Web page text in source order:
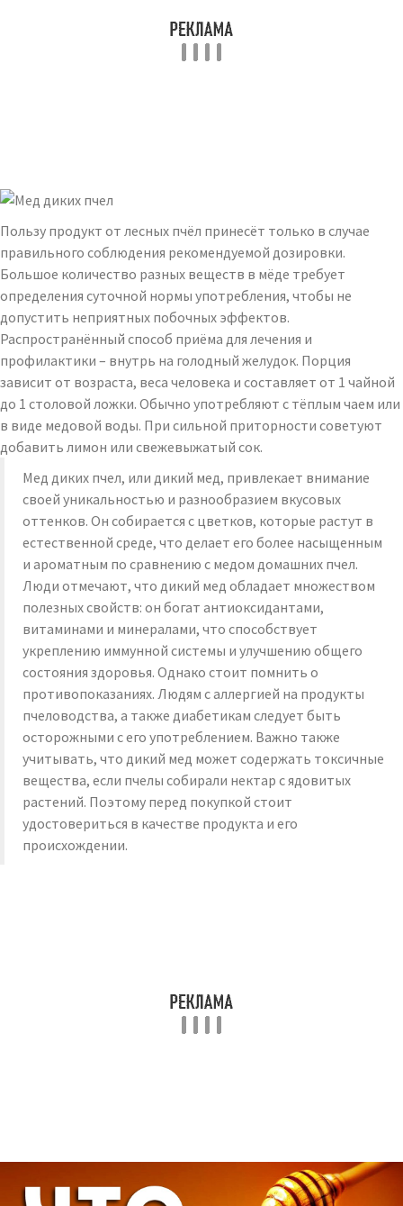
Пользу продукт от лесных пчёл принесёт только в случае
правильного соблюдения рекомендуемой дозировки.
Большое количество разных веществ в мёде требует
определения суточной нормы употребления, чтобы не
допустить неприятных побочных эффектов.
Распространённый способ приёма для лечения и
профилактики – внутрь на голодный желудок. Порция
зависит от возраста, веса человека и составляет от 1 чайной
до 1 столовой ложки. Обычно употребляют с тёплым чаем или
в виде медовой воды. При сильной приторности советуют
добавить лимон или свежевыжатый сок.
Мед диких пчел, или дикий мед, привлекает внимание
своей уникальностью и разнообразием вкусовых
оттенков. Он собирается с цветков, которые растут в
естественной среде, что делает его более насыщенным
и ароматным по сравнению с медом домашних пчел.
Люди отмечают, что дикий мед обладает множеством
полезных свойств: он богат антиоксидантами,
витаминами и минералами, что способствует
укреплению иммунной системы и улучшению общего
состояния здоровья. Однако стоит помнить о
противопоказаниях. Людям с аллергией на продукты
пчеловодства, а также диабетикам следует быть
осторожными с его употреблением. Важно также
учитывать, что дикий мед может содержать токсичные
вещества, если пчелы собирали нектар с ядовитых
растений. Поэтому перед покупкой стоит
удостовериться в качестве продукта и его
происхождении.